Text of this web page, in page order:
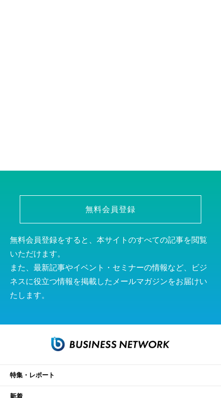
無料会員登録
無料会員登録をすると、本サイトのすべての記事を閲覧
いただけます。
また、最新記事やイベント・セミナーの情報など、ビジ
ネスに役立つ情報を掲載したメールマガジンをお届けい
たします。
特集・レポート
新着